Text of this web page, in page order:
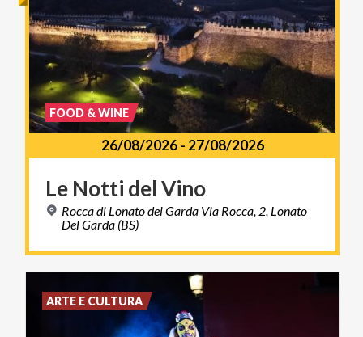
26/08/2026- 27/08/2026
Le Notti delVino
Rocca di Lonato del Garda Via Rocca, 2, Lonato
Del Garda (BS)
FOOD & WINE
ARTE E CULTURA